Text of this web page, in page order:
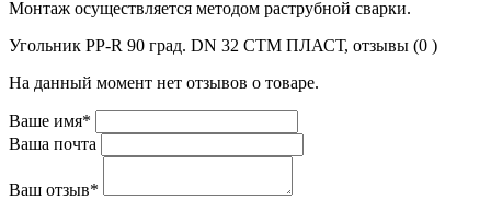
Монтаж осуществляется методом раструбной сварки.
Угольник PP-R 90 град. DN 32 СТМ ПЛАСТ, отзывы (0 )
На данный момент нет отзывов о товаре.
Ваше имя*
Ваша почта
Ваш отзыв*